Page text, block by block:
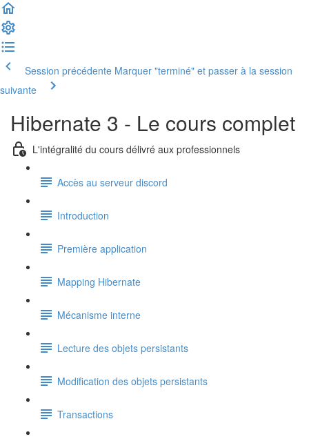
Session précédente Marquer "terminé" et passer à la session
suivante
Hibernate 3 - Le cours complet
L'intégralité du cours délivré aux professionnels
Accès au serveur discord
Introduction
Première application
Mapping Hibernate
Mécanisme interne
Lecture des objets persistants
Modification des objets persistants
Transactions